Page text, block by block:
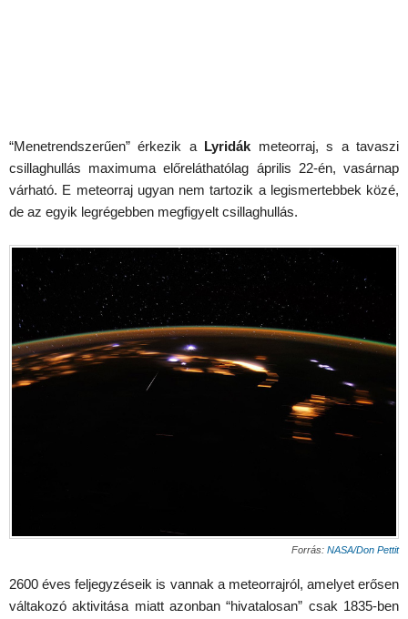
“Menetrendszerűen” érkezik a Lyridák meteorraj, s a tavaszi
csillaghullás maximuma előreláthatólag április 22-én, vasárnap
várható. E meteorraj ugyan nem tartozik a legismertebbek közé,
de az egyik legrégebben megfigyelt csillaghullás.
Forrás: NASA/Don Pettit
2600 éves feljegyzéseik is vannak a meteorrajról, amelyet erősen
váltakozó aktivitása miatt azonban “hivatalosan” csak 1835-ben